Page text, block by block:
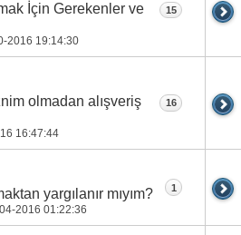
İçin Gerekenler ve
2016 19:14:30
15
olmadan alışveriş
16:47:44
16
yargılanır mıyım?
2016 01:22:36
1